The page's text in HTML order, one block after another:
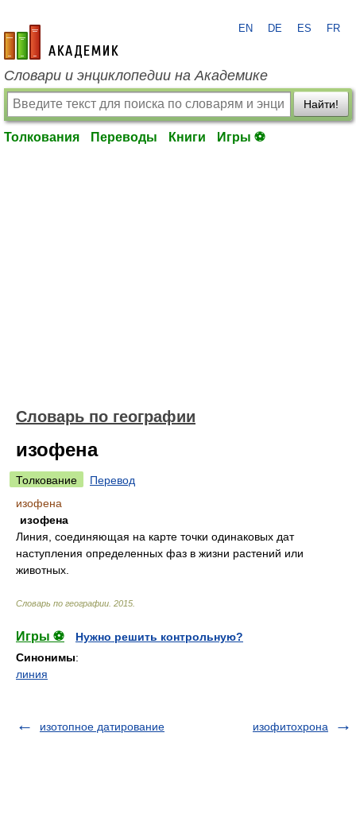
academic.ru
EN DE ES FR
Словари и энциклопедии на Академике
Найти!
Толкования Переводы Книги Игры ⚽
Словарь по географии
изофена
Толкование
Перевод
изофена
изофена
Линия, соединяющая на карте точки одинаковых дат
наступления определенных фаз в жизни растений или
животных.
Словарь по географии 2015
Игры ⚽
Нужно решить контрольную?
Синонимы:
линия
изотопное датирование изофитохрона